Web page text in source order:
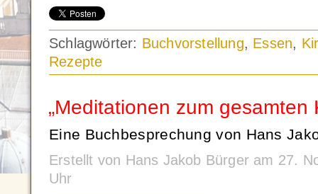
Schlagwörter: Buchvorstellung, Essen,
Rezepte
„Meditationen zum gesamten
Eine Buchbesprechung von Hans
Erstellt von Hans Jakob Bürger am 27.
Uhr